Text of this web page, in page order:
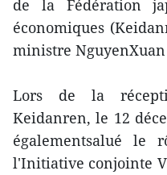
de la Fédération
économiques
ministre NguyenXuan
Lors de la
Keidanren, le 12
égalementsalué le
l'Initiative conjointe